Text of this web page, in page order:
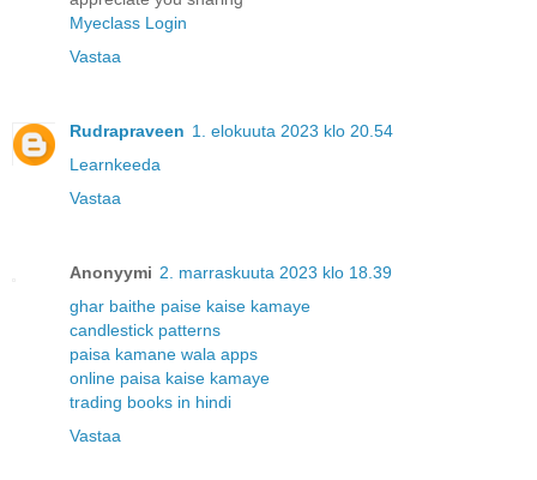
Myeclass Login
Vastaa
Rudrapraveen 1. elokuuta 2023 klo 20.54
Learnkeeda
Vastaa
Anonyymi 2. marraskuuta 2023 klo 18.39
ghar baithe paise kaise kamaye
candlestick patterns
paisa kamane wala apps
online paisa kaise kamaye
trading books in hindi
Vastaa